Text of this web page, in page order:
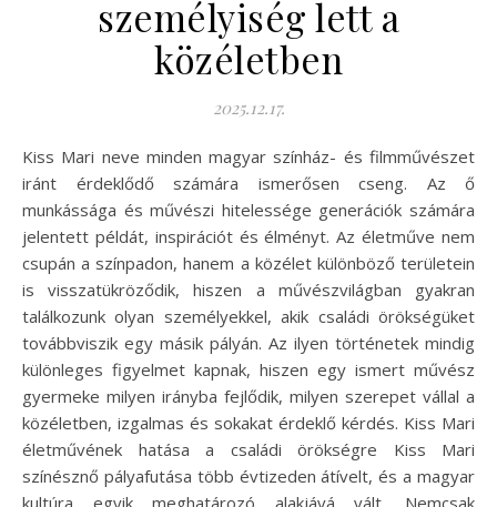
személyiség lett a
közéletben
2025.12.17.
Kiss Mari neve minden magyar színház- és filmművészet
iránt érdeklődő számára ismerősen cseng. Az ő
munkássága és művészi hitelessége generációk számára
jelentett példát, inspirációt és élményt. Az életműve nem
csupán a színpadon, hanem a közélet különböző területein
is visszatükröződik, hiszen a művészvilágban gyakran
találkozunk olyan személyekkel, akik családi örökségüket
továbbviszik egy másik pályán. Az ilyen történetek mindig
különleges figyelmet kapnak, hiszen egy ismert művész
gyermeke milyen irányba fejlődik, milyen szerepet vállal a
közéletben, izgalmas és sokakat érdeklő kérdés. Kiss Mari
életművének hatása a családi örökségre Kiss Mari
színésznő pályafutása több évtizeden átívelt, és a magyar
kultúra egyik meghatározó alakjává vált. Nemcsak